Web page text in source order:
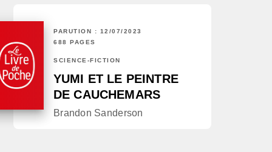
PARUTION : 12/07/2023
688 PAGES
SCIENCE-FICTION
YUMI ET LE PEINTRE
DE CAUCHEMARS
Brandon Sanderson